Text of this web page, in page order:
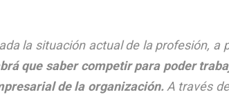
la situación actual de la profesión, a
que saber competir para poder
de la organización.A través